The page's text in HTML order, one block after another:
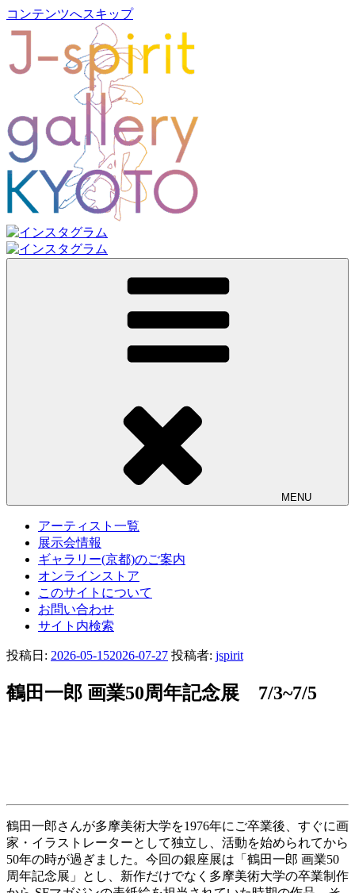
コンテンツへスキップ
J-spirit gallery KYOTO
J-spirit galleryは、明治期に建てられた京町家を改装したギャ
ラリーです。 ご縁を頂いております工芸作家、アーティスト
の方々の作品をご紹介しております。 お気軽にお問い合わ
せ、またお立ち寄り頂ければ幸甚です。
MENU
アーティスト一覧
展示会情報
ギャラリー(京都)のご案内
オンラインストア
このサイトについて
お問い合わせ
サイト内検索
投稿日: 2026-05-152026-07-27 投稿者: jspirit
鶴田一郎 画業50周年記念展 7/3~7/5
鶴田一郎さんが多摩美術大学を1976年にご卒業後、すぐに画
家・イラストレーターとして独立し、活動を始められてから
50年の時が過ぎました。今回の銀座展は「鶴田一郎 画業50
周年記念展」とし、新作だけでなく多摩美術大学の卒業制作